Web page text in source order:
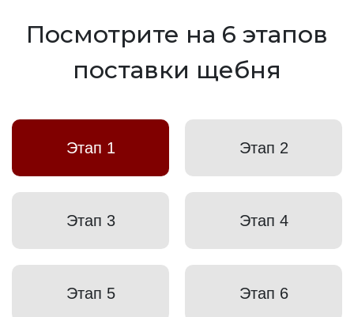
Посмотрите на 6 этапов
поставки щебня
Этап 1 Этап 2
Этап 3 Этап 4
Этап 5 Этап 6